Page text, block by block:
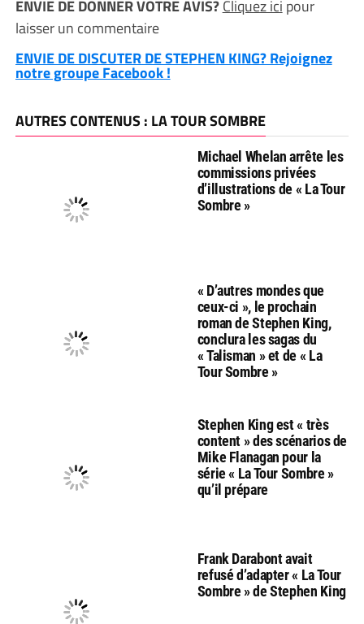
ENVIE DE DONNER VOTRE AVIS?Cliquez ici pour
laisser un commentaire
ENVIE DE DISCUTER DE STEPHEN KING? Rejoignez
notre groupe Facebook !
AUTRES CONTENUS : LA TOUR SOMBRE
Michael Whelan arrête les
commissions privées
d’illustrations de « La Tour
Sombre »
« D’autres mondes que
ceux-ci », le prochain
roman de Stephen King,
conclura les sagas du
« Talisman » et de « La
Tour Sombre »
Stephen King est « très
content » des scénarios de
Mike Flanagan pour la
série « La Tour Sombre »
qu’il prépare
Frank Darabont avait
refusé d’adapter « La Tour
Sombre » de Stephen King